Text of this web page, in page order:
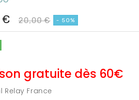
€ 20,00 € - 50%
gratuite dès 60€
Relay France